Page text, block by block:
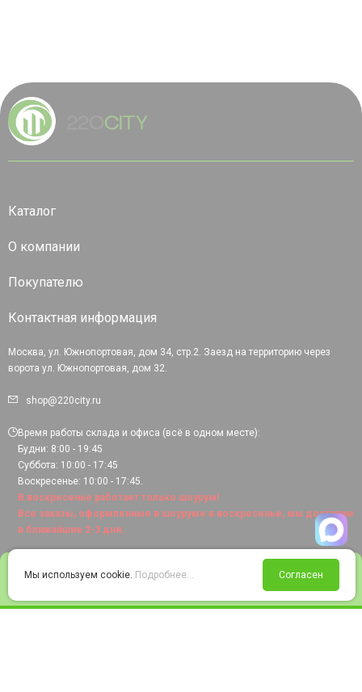
Войти Избранное Корзина
Каталог
О компании
Покупателю
Контактная информация
Москва, ул. Южнопортовая, дом 34, стр.2. Заезд на территорию через
ворота ул. Южнопортовая, дом 32.
shop@220city.ru
Время работы склада и офиса (всё в одном месте):
Будни: 8:00 - 19:45
Суббота: 10:00 - 17:45
Воскресенье: 10:00 - 17:45.
В воскресенье работает только шоурум!
Все заказы, оформленные в шоуруме в воскресенье, мы доставим
в ближайшие 2-3 дня.
Мы используем cookie. Подробнее... Согласен